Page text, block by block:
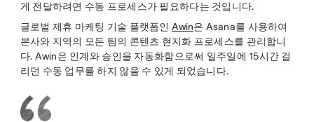
게 전달하려면 수동 프로세스가 필요하다는 것입니다.
글로벌 제휴 마케팅 기술 플랫폼인 Awin은 Asana를 사용하여
본사와 지역의 모든 팀의 콘텐츠 현지화 프로세스를 관리합니
다. Awin은 인계와 승인을 자동화함으로써 일주일에 15시간 걸
리던 수동 업무를 하지 않을 수 있게 되었습니다.